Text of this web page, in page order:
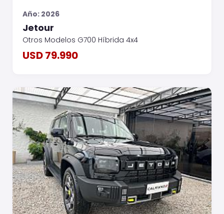
Año: 2026
Jetour
Otros Modelos G700 Híbrida 4x4
USD 79.990